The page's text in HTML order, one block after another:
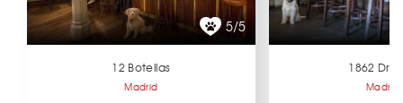
5/5
12 Botellas
Madrid
1862 Dry
Madrid